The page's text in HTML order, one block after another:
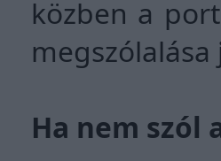
közben a
megszólalása
Ha nem szól